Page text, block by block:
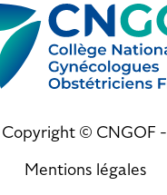
Copyright © CNGOF -
Mentions légales